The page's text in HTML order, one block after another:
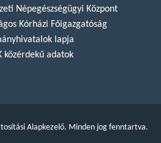
Népegészségügyi Központ
Kórházi Főigazgatóság
lapja
közérdekű adatok
Alapkezelő. Minden jog fenntartva.